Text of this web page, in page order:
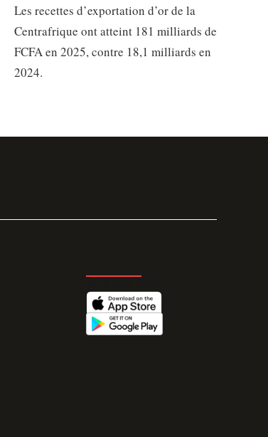
Les recettes d’exportation d’or de la
Centrafrique ont atteint 181 milliards de
FCFA en 2025, contre 18,1 milliards en
2024.